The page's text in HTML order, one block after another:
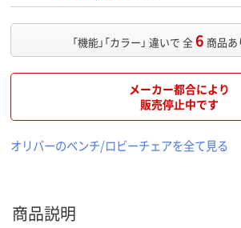
「機能」「カラー」 違いで 全6 商品あ
メーカー都合により
販売停止中です
オリバーのベンチ/ロビーチェアを全て見る
商品説明